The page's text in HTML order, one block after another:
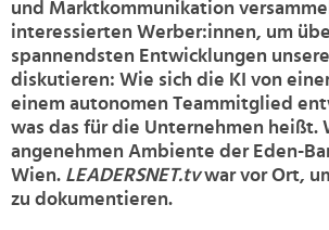
und Marktkommunikation
interessierten Werber:innen, um
spannendsten Entwicklungen
diskutieren: Wie sich die KI von
einem autonomen Teammitglied
was das für die Unternehmen heißt.
angenehmen Ambiente der Eden-
Wien. LEADERSNET.tvwar vor Ort,
zu dokumentieren.